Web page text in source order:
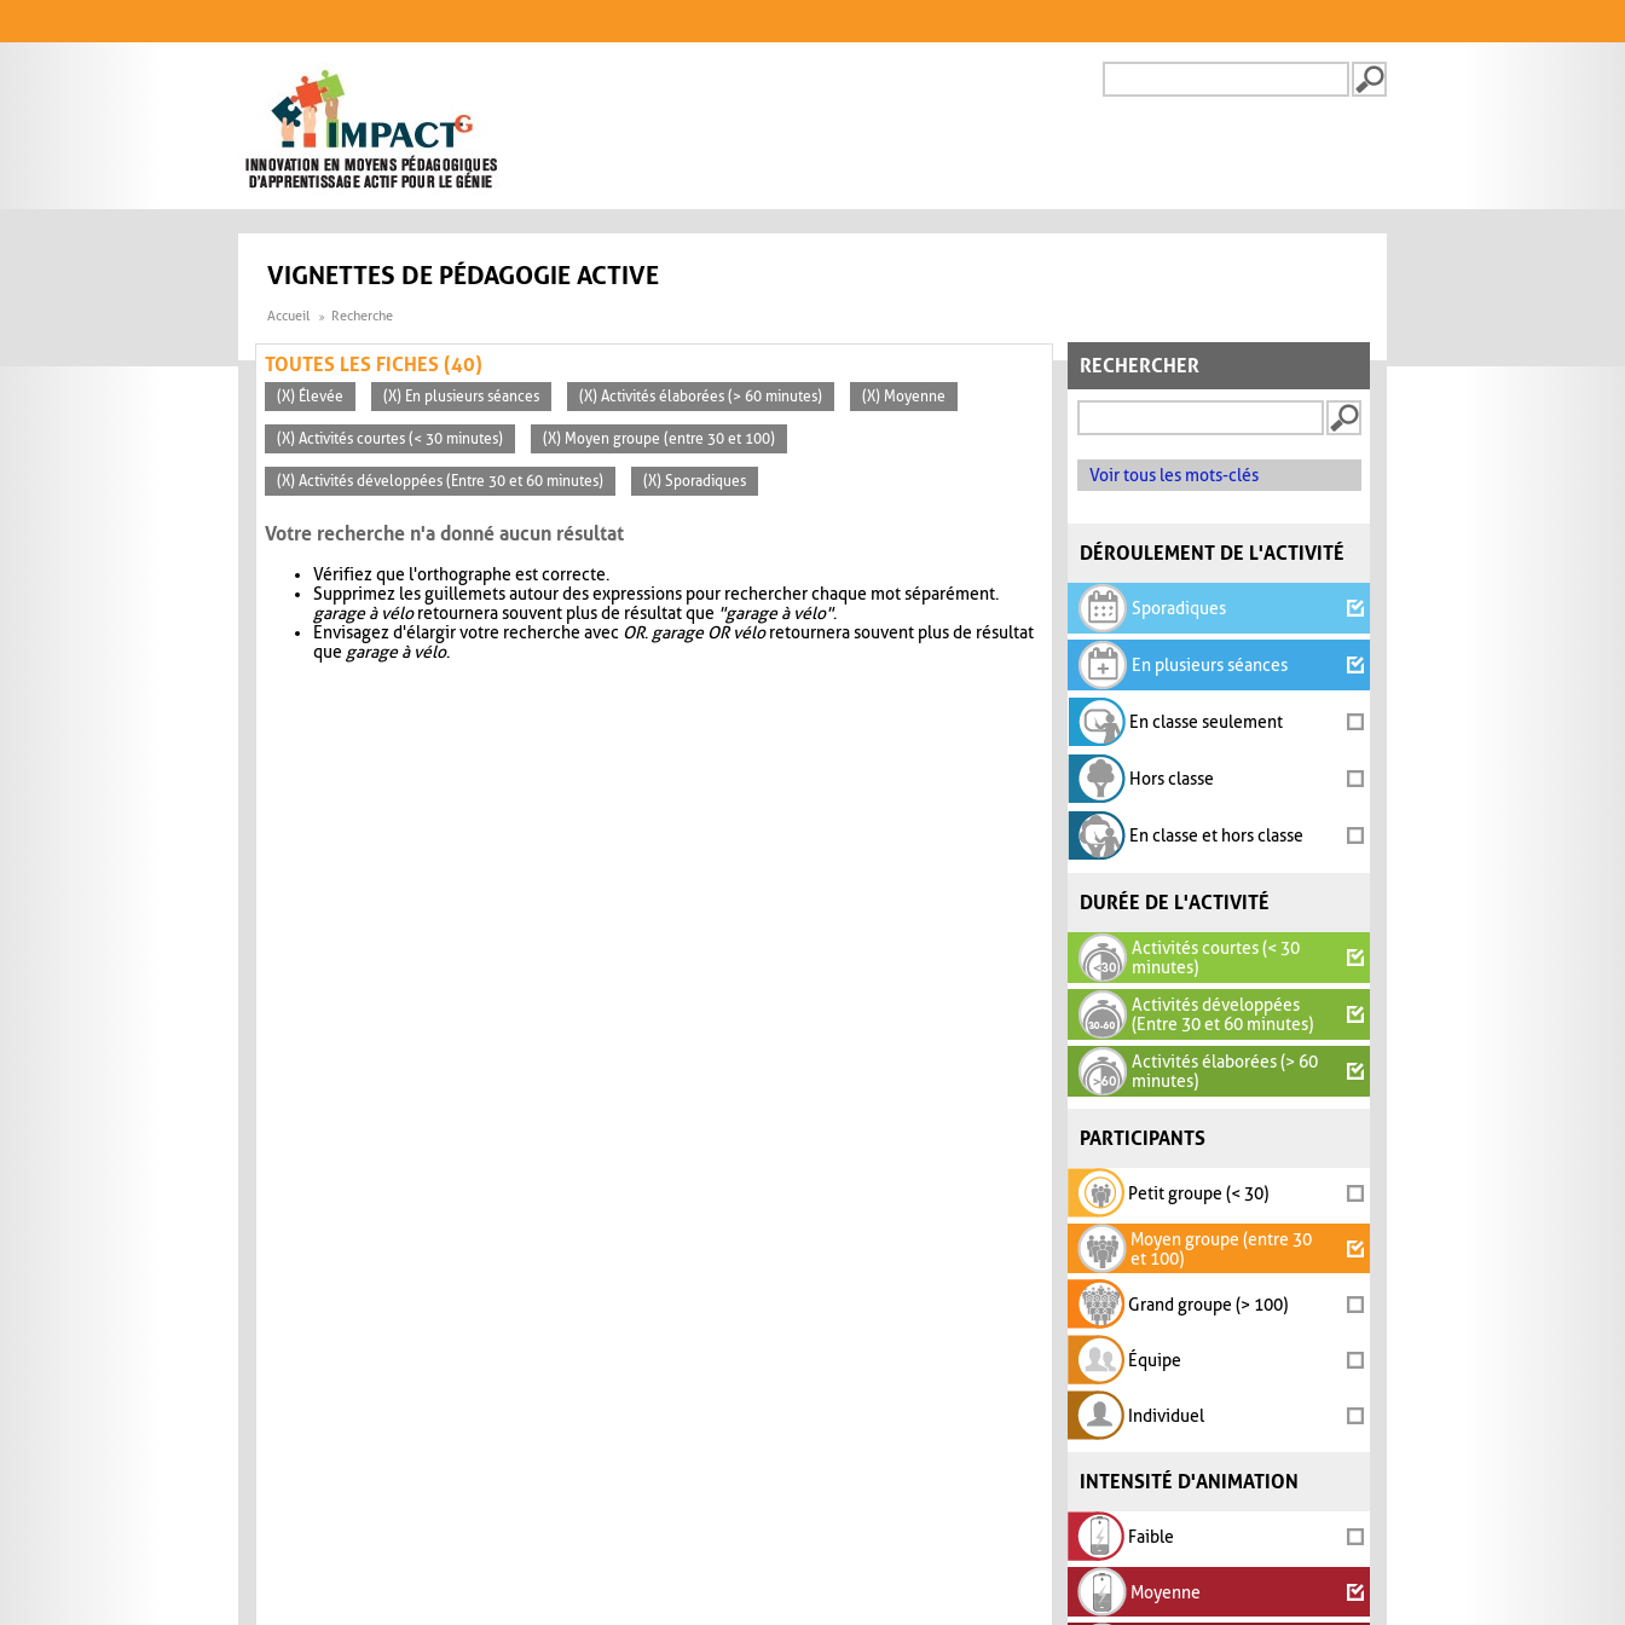
FORMULAIRE DE
VIGNETTES DE PÉDAGOGIE ACTIVE
Accueil Recherche
RECHERCHER
Voir tous les mots-clés
DÉROULEMENT DE L'ACTIVITÉ
Sporadiques
En plusieurs séances
En classe seulement
Hors classe
En classe et hors classe
DURÉE DE L'ACTIVITÉ
Activités courtes (< 30
minutes)
Activités développées
(Entre 30 et 60 minutes)
Activités élaborées (> 60
minutes)
PARTICIPANTS
Petit groupe (< 30)
Moyen groupe (entre 30
et 100)
Grand groupe (> 100)
Équipe
Individuel
INTENSITÉ D'ANIMATION
Faible
Moyenne
TOUTES LES FICHES (40)
(X) Élevée (X) En plusieurs séances (X) Activités élaborées (> 60 minutes) (X) Moyenne
(X) Activités courtes (< 30 minutes) (X) Moyen groupe (entre 30 et 100)
(X) Activités développées (Entre 30 et 60 minutes) (X) Sporadiques
Votre recherche n'a donné aucun résultat
Vérifiez que l'orthographe est correcte.
Supprimez les guillemets autour des expressions pour rechercher chaque mot séparément.
garage à véloretournera souvent plus de résultat que "garage à vélo".
Envisagez d'élargir votre recherche avec OR. garage OR véloretournera souvent plus de résultat
que garage à vélo.